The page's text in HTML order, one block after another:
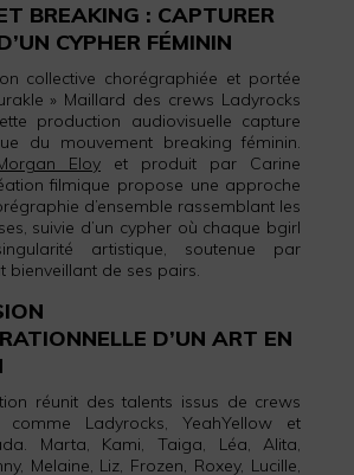
BREAKING : CAPTURER
CYPHER FÉMININ
collective chorégraphiée et portée
» Maillard des crews Ladyrocks
production audiovisuelle capture
du mouvement breaking féminin.
Eloyet produit par Carine
filmique propose une approche
d’ensemble rassemblant les
suivie d’un cypher où chaque bgirl
artistique, soutenue par
bienveillant de ses pairs.
D’UN ART EN
réunit des talents issus de crews
comme Ladyrocks, YeahYellow et
Marta, Kami, Taiga, Léa, Alita,
Melaine, Liz, Frozen, Roxey, Lucille,